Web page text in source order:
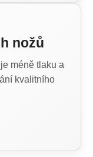
nožů
méně tlaku a
kvalitního